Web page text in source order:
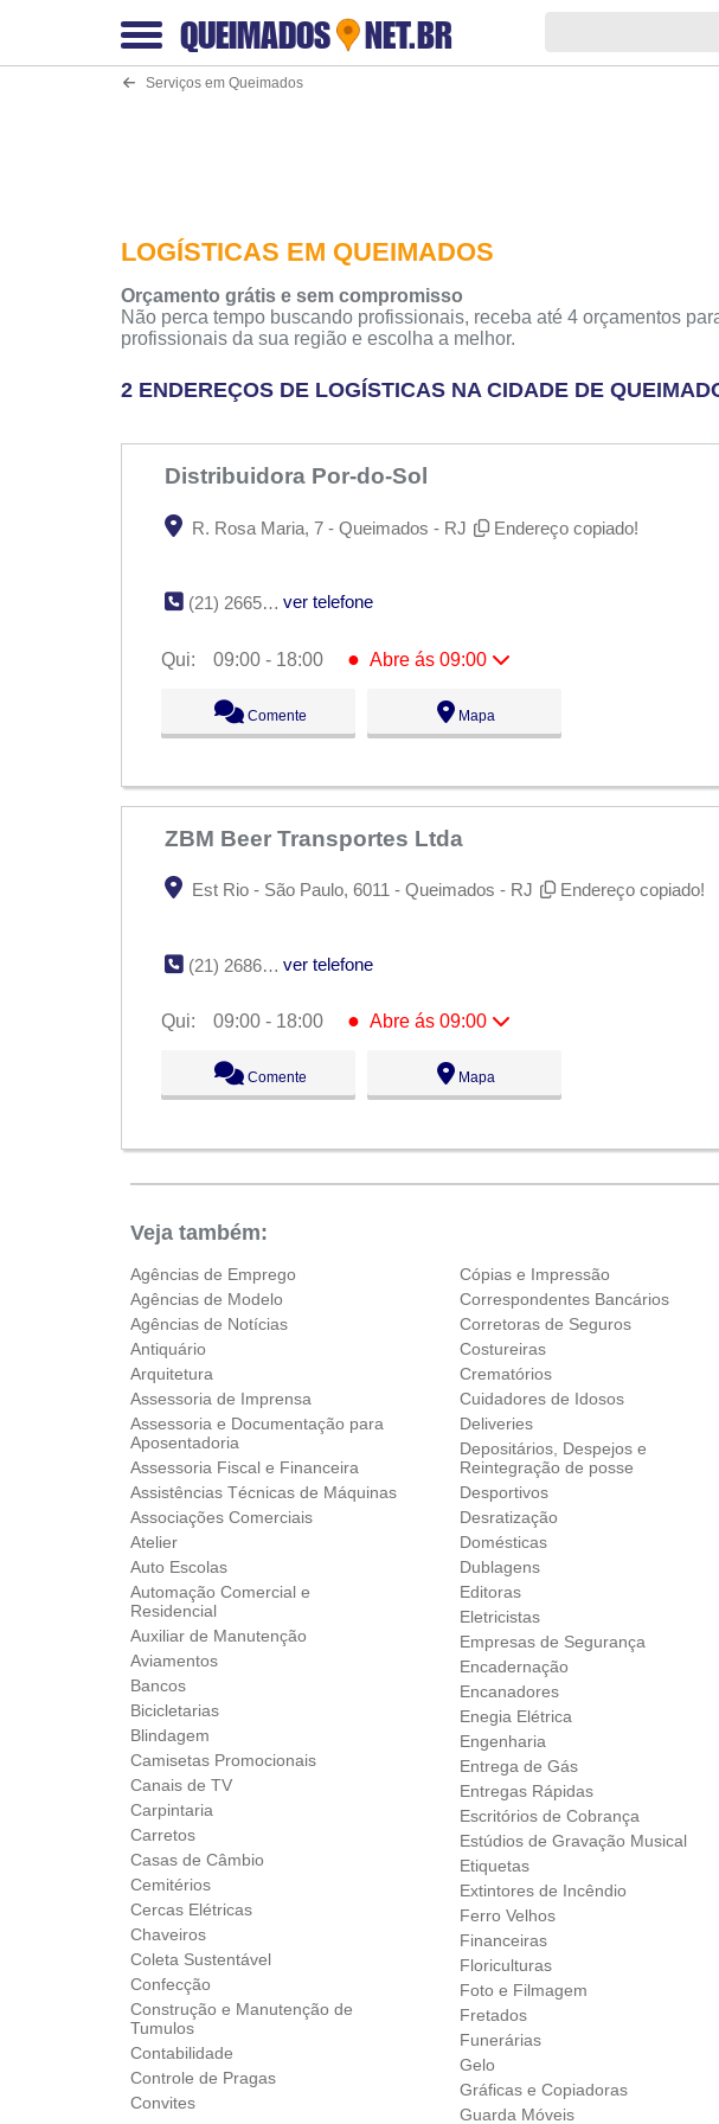
QUEIMADOS NET.BR
Serviços em Queimados
LOGÍSTICAS EM QUEIMADOS
Orçamento grátis e sem compromisso
Não perca tempo buscando profissionais, receba até 4 orçamentos
profissionais da sua região e escolha a melhor.
2 ENDEREÇOS DE LOGÍSTICAS NA CIDADE DE
Distribuidora Por-do-Sol
R. Rosa Maria, 7 - Queimados - RJ Endereço copiado!
(21) 2665-0784 ver telefone
Qui: 09:00 - 18:00 ● Abre ás 09:00
09:00 - 18:00
Qua:
09:00 - 18:00
Sex:
09:00 - 18:00
Sáb:
Fechado
Dom:
Fechado
Comente Mapa
ZBM Beer Transportes Ltda
Est Rio - São Paulo, 6011 - Queimados - RJ Endereço copiado!
(21) 2686-1472 ver telefone
Qui: 09:00 - 18:00 ● Abre ás 09:00
09:00 - 18:00
Qua:
09:00 - 18:00
Sex:
09:00 - 18:00
Dom:
Fechado
Comente Mapa
Veja também:
Agências de Emprego
Agências de Modelo
Agências de Notícias
Antiquário
Arquitetura
Assessoria de Imprensa
Assessoria e Documentação para
Aposentadoria
Assessoria Fiscal e Financeira
Assistências Técnicas de Máquinas
Associações Comerciais
Atelier
Auto Escolas
Automação Comercial e
Residencial
Auxiliar de Manutenção
Aviamentos
Bancos
Bicicletarias
Blindagem
Camisetas Promocionais
Canais de TV
Carpintaria
Carretos
Casas de Câmbio
Cemitérios
Cercas Elétricas
Chaveiros
Coleta Sustentável
Confecção
Construção e Manutenção de
Tumulos
Contabilidade
Controle de Pragas
Convites
Cópias e Impressão
Correspondentes Bancários
Corretoras de Seguros
Costureiras
Crematórios
Cuidadores de Idosos
Deliveries
Depositários, Despejos e
Reintegração de posse
Desportivos
Desratização
Domésticas
Dublagens
Editoras
Eletricistas
Empresas de Segurança
Encadernação
Encanadores
Enegia Elétrica
Engenharia
Entrega de Gás
Entregas Rápidas
Escritórios de Cobrança
Estúdios de Gravação Musical
Etiquetas
Extintores de Incêndio
Ferro Velhos
Financeiras
Floriculturas
Foto e Filmagem
Fretados
Funerárias
Gelo
Gráficas e Copiadoras
Guarda Móveis